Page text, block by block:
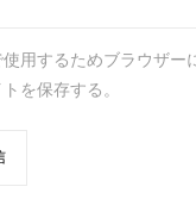
用するためブラウザー
を保存する。